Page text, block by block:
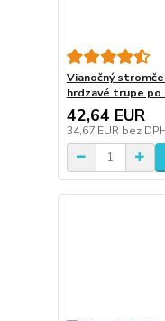
Vianočný
hrdzavé trupe po
42,64 EUR
34,67 EUR bez